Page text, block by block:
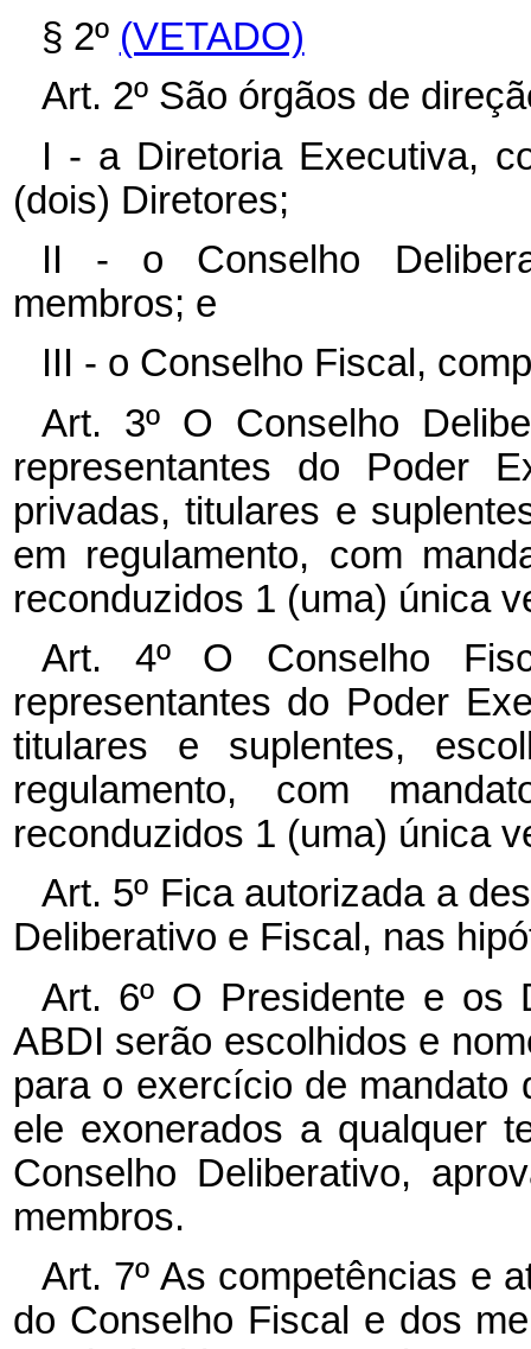
§ 2º (VETADO)
Art. 2º São órgãos de
I - a Diretoria Executiva,
(dois) Diretores;
II - o Conselho
membros; e
III - o Conselho Fiscal,
Art. 3º O Conselho
representantes do Poder
privadas, titulares e
em regulamento, com
reconduzidos 1 (uma) única
Art. 4º O Conselho
representantes do Poder
titulares e suplentes,
regulamento, com
reconduzidos 1 (uma) única
Art. 5º Fica autorizada a
Deliberativo e Fiscal, nas
Art. 6º O Presidente e os
ABDI serão escolhidos e
para o exercício de mandato
ele exonerados a qualquer
Conselho Deliberativo,
membros.
Art. 7º As competências e
do Conselho Fiscal e dos